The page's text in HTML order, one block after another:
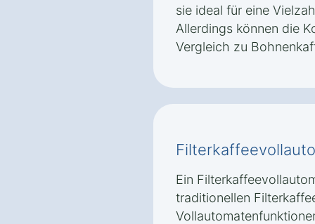
sie ideal für eine
Allerdings können die
Vergleich zu
Ein
traditionellen